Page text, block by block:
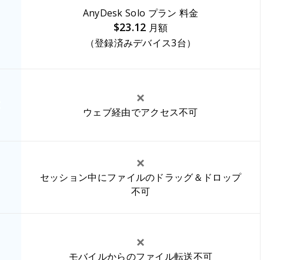
AnyDesk Solo プラン 料金
$23.12 月額
（登録済みデバイス3台）
ウェブ経由でアクセス不可
セッション中にファイルのドラッグ＆ドロップ
不可
モバイルからのファイル転送不可